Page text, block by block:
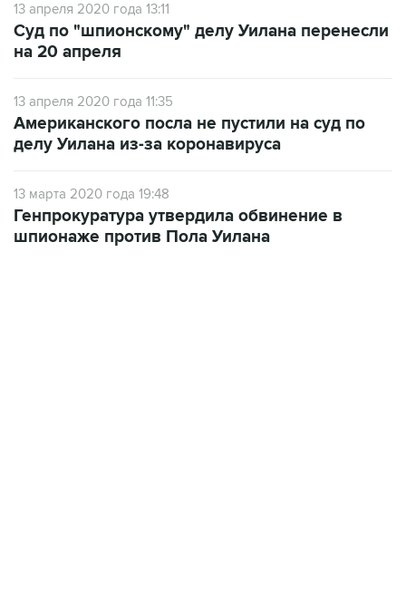
13 апреля 2020 года 13:11
Суд по "шпионскому" делу Уилана перенесли
на 20 апреля
13 апреля 2020 года 11:35
Американского посла не пустили на суд по
делу Уилана из-за коронавируса
13 марта 2020 года 19:48
Генпрокуратура утвердила обвинение в
шпионаже против Пола Уилана